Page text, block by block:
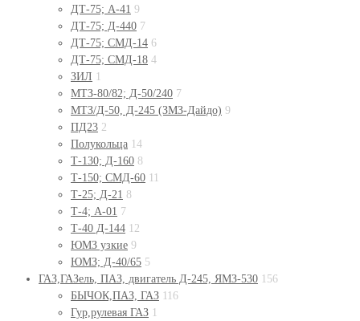
ДТ-75; А-41 9
ДТ-75; Д-440 7
ДТ-75; СМД-14 6
ДТ-75; СМД-18 4
ЗИЛ 1
МТЗ-80/82; Д-50/240 7
МТЗ/Д-50, Д-245 (ЗМЗ-Дайдо) 9
ПД23 2
Полукольца 14
Т-130; Д-160 8
Т-150; СМД-60 11
Т-25; Д-21 8
Т-4; А-01 7
Т-40 Д-144 12
ЮМЗ узкие 9
ЮМЗ; Д-40/65 5
ГАЗ,ГАЗель, ПАЗ, двигатель Д-245, ЯМЗ-530 156
БЫЧОК,ПАЗ, ГАЗ 116
Гур,рулевая ГАЗ 1